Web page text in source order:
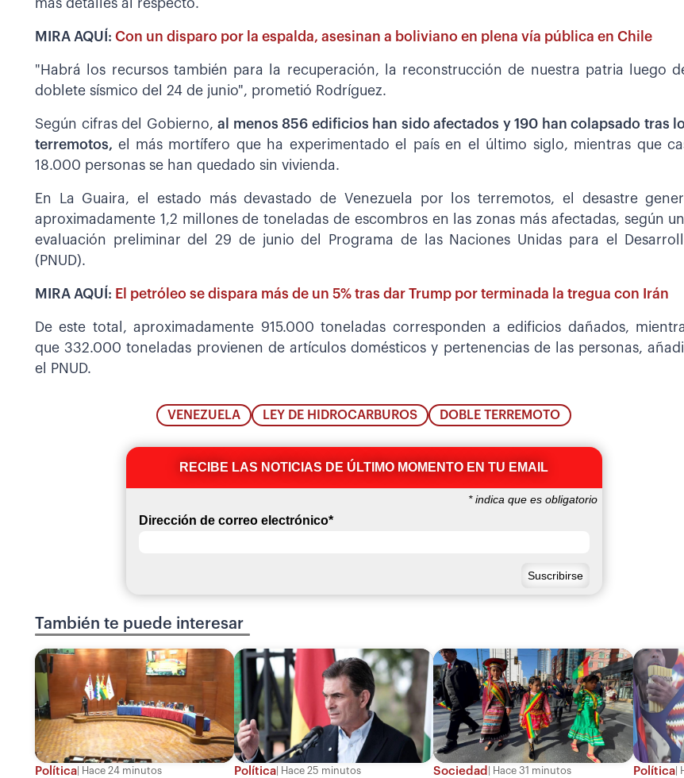
más detalles al respecto.
MIRA AQUÍ: Con un disparo por la espalda, asesinan a boliviano en plena vía pública en Chile
"Habrá los recursos también para la recuperación, la reconstrucción de nuestra patria luego
doblete sísmico del 24 de junio", prometió Rodríguez.
Según cifras del Gobierno,al menos 856 edificios han sido afectados y 190 han colapsado tras
terremotos, el más mortífero que ha experimentado el país en el último siglo, mientras que
18.000 personas se han quedado sin vivienda.
En La Guaira, el estado más devastado de Venezuela por los terremotos, el desastre
aproximadamente 1,2 millones de toneladas de escombros en las zonas más afectadas, según
evaluación preliminar del 29 de junio del Programa de las Naciones Unidas para el
(PNUD).
MIRA AQUÍ: El petróleo se dispara más de un 5% tras dar Trump por terminada la tregua con Irán
De este total, aproximadamente 915.000 toneladas corresponden a edificios dañados,
que 332.000 toneladas provienen de artículos domésticos y pertenencias de las personas,
el PNUD.
VENEZUELA LEY DE HIDROCARBUROS DOBLE TERREMOTO
RECIBE LAS NOTICIAS DE ÚLTIMO MOMENTO EN TU EMAIL
*indica que es obligatorio
Dirección de correo electrónico*
También te puede interesar
Política Hace 24 minutos Política Hace 25 minutos Sociedad Hace 31 minutos Política